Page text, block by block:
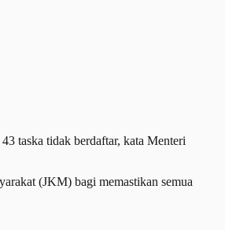
taska tidak berdaftar, kata Menteri
(JKM) bagi memastikan semua